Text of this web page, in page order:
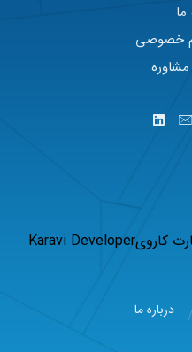
ما
خصوصی
کارویKaravi Developer
درباره ما